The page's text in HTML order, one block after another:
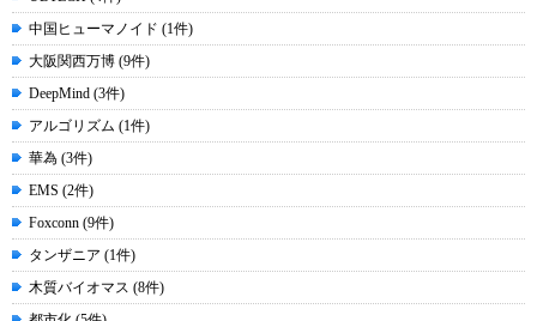
中国ヒューマノイド (1件)
大阪関西万博 (9件)
DeepMind (3件)
アルゴリズム (1件)
華為 (3件)
EMS (2件)
Foxconn (9件)
タンザニア (1件)
木質バイオマス (8件)